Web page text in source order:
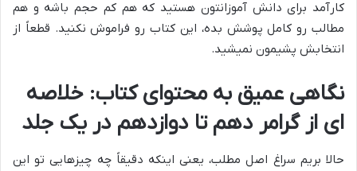
کارآمد برای دانش آموزانتون هستید که هم کم حجم باشه و هم
مطالب رو کامل پوشش بده، این کتاب رو فراموش نکنید. قطعاً از
انتخابش پشیمون نمیشید.
نگاهی عمیق به محتوای کتاب: خلاصه
ای از گرامر دهم تا دوازدهم در یک جلد
حالا بریم سراغ اصل مطلب، یعنی اینکه دقیقاً چه چیزهایی تو این